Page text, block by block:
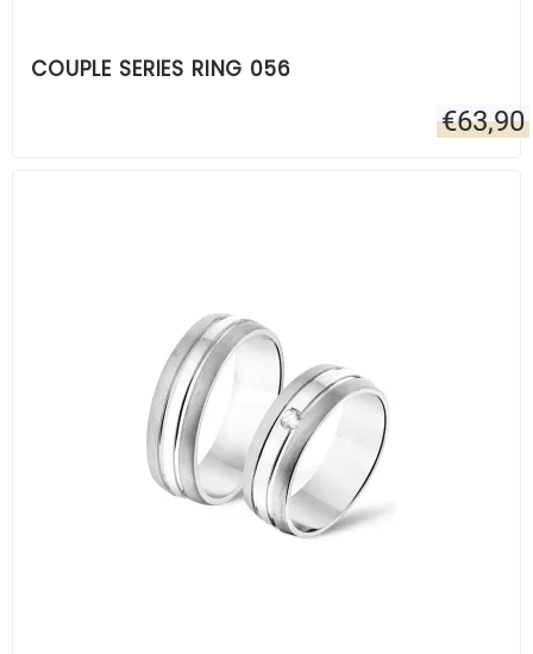
COUPLE SERIES RING 056
€63,90